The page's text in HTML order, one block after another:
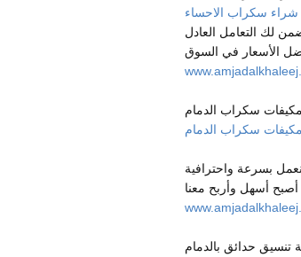
شراء سكراب الاحساء
لك التعامل العادل
سكراب الدمام
سكراب الدمام
بسرعة واحترافية
تنسيق حدائق بالدمام